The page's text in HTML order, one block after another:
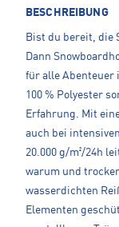
BESCHREIBUNG
Bist du bereit, die
Dann
für alle Abenteuer
100 % Polyester
Erfahrung. Mit
auch bei
20.000 g/m²/24h
warum und
wasserdichten
Elementen